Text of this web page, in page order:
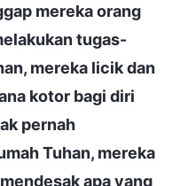
mereka orang
tugas-
mereka licik dan
kotor bagi diri
pernah
Tuhan, mereka
apa yang